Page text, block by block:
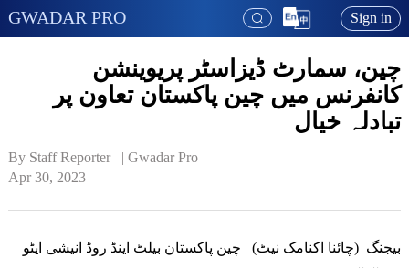
GWADAR PRO Sign in
چین، سمارٹ ڈیزاسٹر پریوینشن
کانفرنس میں چین پاکستان تعاون پر
تبادلہ خیال
By Staff Reporter   | Gwadar Pro
Apr 30, 2023